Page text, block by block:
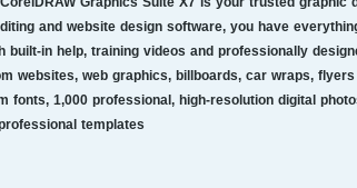
and website design software, you have
in help, training videos and professionally
websites, web graphics, billboards, car wraps,
1,000 professional, high-resolution digital
templates.